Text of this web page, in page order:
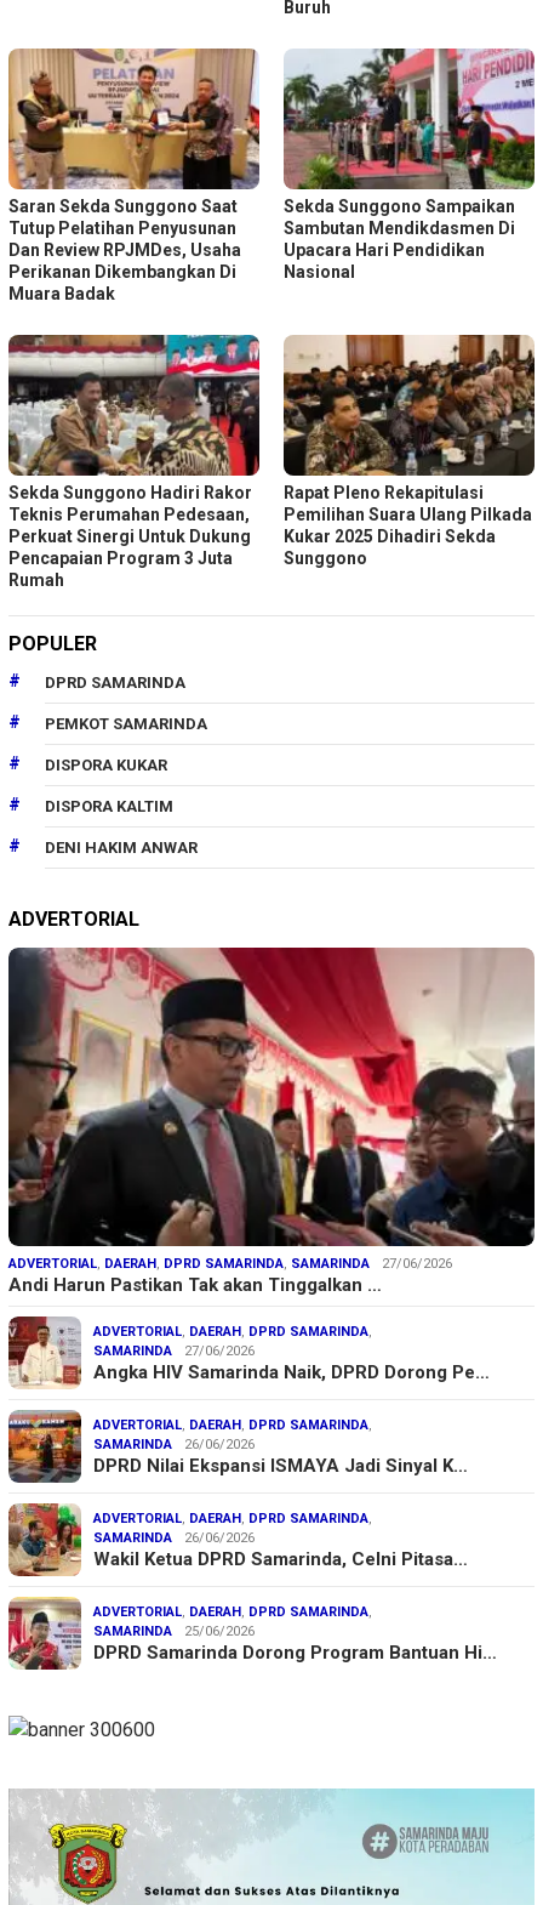
Buruh
Saran Sekda Sunggono Saat
Tutup Pelatihan Penyusunan
Dan Review RPJMDes, Usaha
Perikanan Dikembangkan Di
Muara Badak
Sekda Sunggono Sampaikan
Sambutan Mendikdasmen Di
Upacara Hari Pendidikan
Nasional
Sekda Sunggono Hadiri Rakor
Teknis Perumahan Pedesaan,
Perkuat Sinergi Untuk Dukung
Pencapaian Program 3 Juta
Rumah
Rapat Pleno Rekapitulasi
Pemilihan Suara Ulang Pilkada
Kukar 2025 Dihadiri Sekda
Sunggono
POPULER
DPRD SAMARINDA
PEMKOT SAMARINDA
DISPORA KUKAR
DISPORA KALTIM
DENI HAKIM ANWAR
ADVERTORIAL
ADVERTORIAL, DAERAH , DPRD SAMARINDA, SAMARINDA 27/06/2026
Andi Harun Pastikan Tak akan Tinggalkan …
ADVERTORIAL, DAERAH , DPRD SAMARINDA,
SAMARINDA
27/06/2026
Angka HIV Samarinda Naik, DPRD Dorong Pe…
ADVERTORIAL, DAERAH , DPRD SAMARINDA,
SAMARINDA
26/06/2026
DPRD Nilai Ekspansi ISMAYA Jadi Sinyal K…
ADVERTORIAL, DAERAH , DPRD SAMARINDA,
SAMARINDA
26/06/2026
Wakil Ketua DPRD Samarinda, Celni Pitasa…
ADVERTORIAL, DAERAH , DPRD SAMARINDA,
SAMARINDA
25/06/2026
DPRD Samarinda Dorong Program Bantuan Hi…